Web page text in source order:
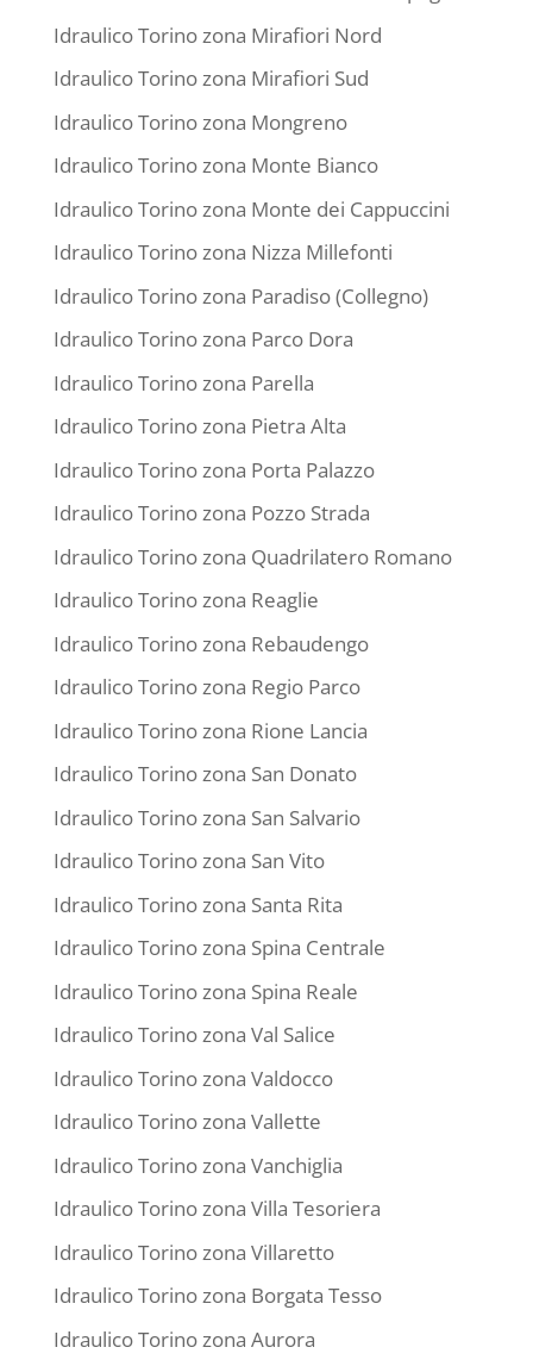
Idraulico Torino zona Mirafiori Nord
Idraulico Torino zona Mirafiori Sud
Idraulico Torino zona Mongreno
Idraulico Torino zona Monte Bianco
Idraulico Torino zona Monte dei Cappuccini
Idraulico Torino zona Nizza Millefonti
Idraulico Torino zona Paradiso (Collegno)
Idraulico Torino zona Parco Dora
Idraulico Torino zona Parella
Idraulico Torino zona Pietra Alta
Idraulico Torino zona Porta Palazzo
Idraulico Torino zona Pozzo Strada
Idraulico Torino zona Quadrilatero Romano
Idraulico Torino zona Reaglie
Idraulico Torino zona Rebaudengo
Idraulico Torino zona Regio Parco
Idraulico Torino zona Rione Lancia
Idraulico Torino zona San Donato
Idraulico Torino zona San Salvario
Idraulico Torino zona San Vito
Idraulico Torino zona Santa Rita
Idraulico Torino zona Spina Centrale
Idraulico Torino zona Spina Reale
Idraulico Torino zona Val Salice
Idraulico Torino zona Valdocco
Idraulico Torino zona Vallette
Idraulico Torino zona Vanchiglia
Idraulico Torino zona Villa Tesoriera
Idraulico Torino zona Villaretto
Idraulico Torino zona Borgata Tesso
Idraulico Torino zona Aurora